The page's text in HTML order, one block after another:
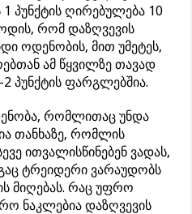
ღირებულება 10
რომ დაზღვევის
ოდენობის, მით უმეტეს,
ამ წყვილზე თავად
პუნქტის ფარგლებშია.
რომლითაც უნდა
თანხაზე, რომლის
ითვალისწინებენ ვადას,
ტრეიდერი ვარაუდობს
მიღებას. რაც უფრო
ნაკლებია დაზღვევის